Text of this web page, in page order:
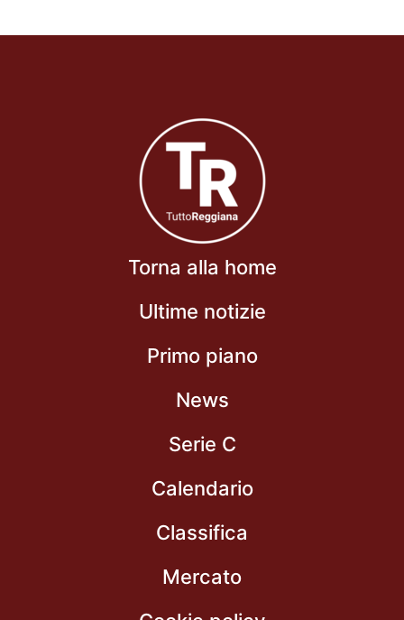
Torna alla home
Ultime notizie
Primo piano
News
Serie C
Calendario
Classifica
Mercato